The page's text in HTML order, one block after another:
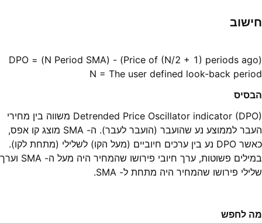
חישוב
N = The user defined look-back period
הבסיס
Detrended Price Oscillator indicator (DPO) משווה בין מחירי
העבר לממוצע נע שהועבר (הועבר לעבר). ה- SMA מוצג קו אפס,
כאשר DPO נע בין ערכים חיוביים (מעל הקו) לשלילי (מתחת לקו).
במילים פשוטות, ערך חיובי פירושו שהמחיר היה מעל ה- SMA וערך
שלילי פירושו שהמחיר היה מתחת ל- SMA.
מה לחפש